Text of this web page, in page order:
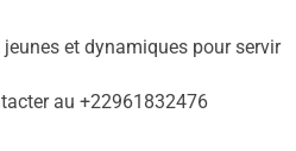
et dynamiques pour servir
au +22961832476